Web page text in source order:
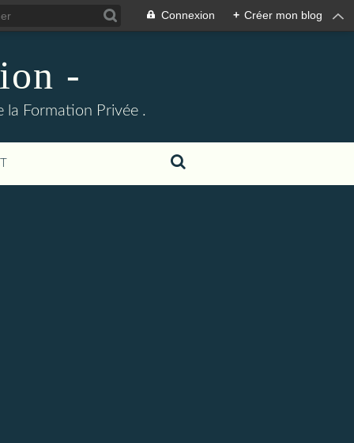
Connexion + Créer mon blog
-
la Formation Privée .